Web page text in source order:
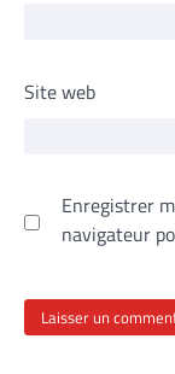
Site web
Enregistrer
navigateur